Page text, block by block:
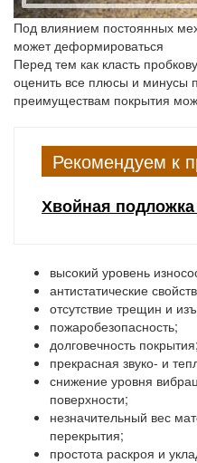
Под влиянием постоянных
может деформироваться
Перед тем как класть
оценить все плюсы и минусы
преимуществам покрытия
Рекомендуем к
Хвойная
высокий уровень
антистатические
отсутствие трещин и
пожаробезопасность;
долговечность покрытия;
прекрасная звуко- и
снижение уровня
поверхности;
незначительный вес
перекрытия;
простота раскроя и